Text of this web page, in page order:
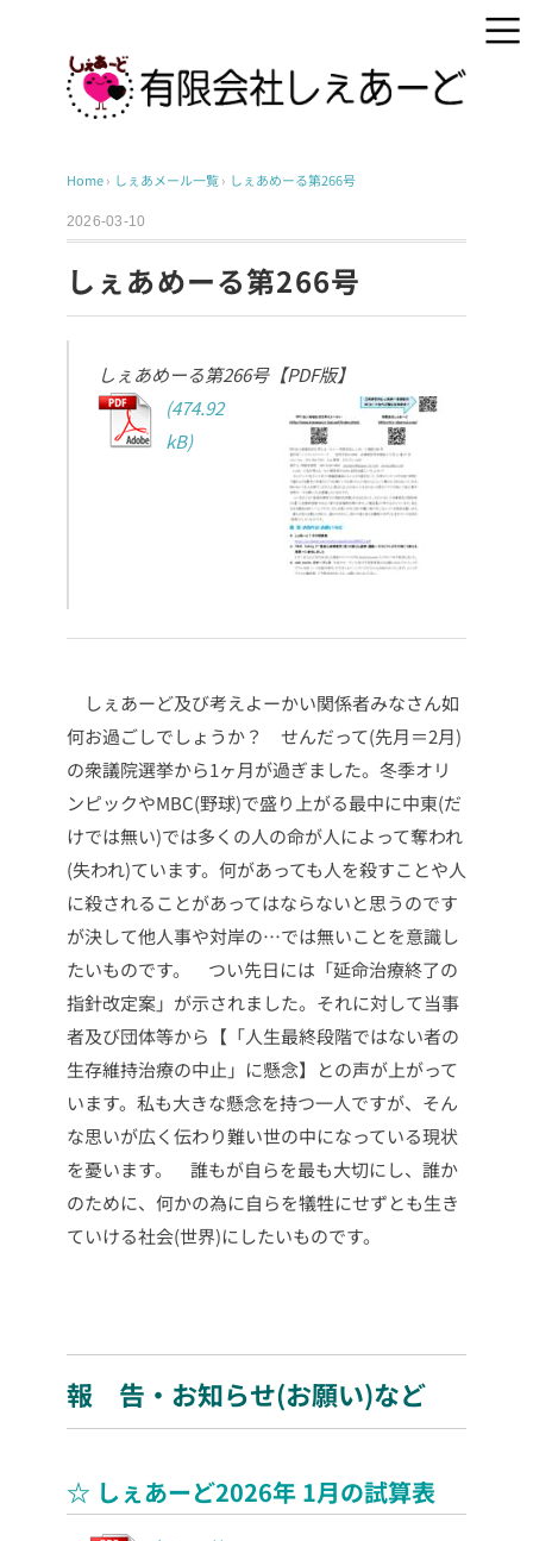
Home› しぇあメール一覧› しぇあめーる第266号
2026-03-10
しぇあめーる第266号
しぇあめーる第266号【PDF版】
しぇあーど及び考えよーかい関係者みなさん如
何お過ごしでしょうか？
せんだって(先月＝2月)
の衆議院選挙から1ヶ月が過ぎました。冬季オリ
ンピックやMBC(野球)で盛り上がる最中に中東(だ
けでは無い)では多くの人の命が人によって奪われ
(失われ)ています。何があっても人を殺すことや人
に殺されることがあってはならないと思うのです
が決して他人事や対岸の…では無いことを意識し
たいものです。
つい先日には「延命治療終了の
指針改定案」が示されました。それに対して当事
者及び団体等から【「人生最終段階ではない者の
生存維持治療の中止」に懸念】との声が上がって
います。私も大きな懸念を持つ一人ですが、そん
な思いが広く伝わり難い世の中になっている現状
を憂います。
誰もが自らを最も大切にし、誰か
のために、何かの為に自らを犠牲にせずとも生き
ていける社会(世界)にしたいものです。
報 告・お知らせ(お願い)など
☆ しぇあーど2026年 1月の試算表